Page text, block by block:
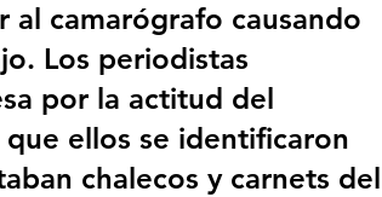
al camarógrafo causando
Los periodistas
por la actitud del
ellos se identificaron
chalecos y carnets del